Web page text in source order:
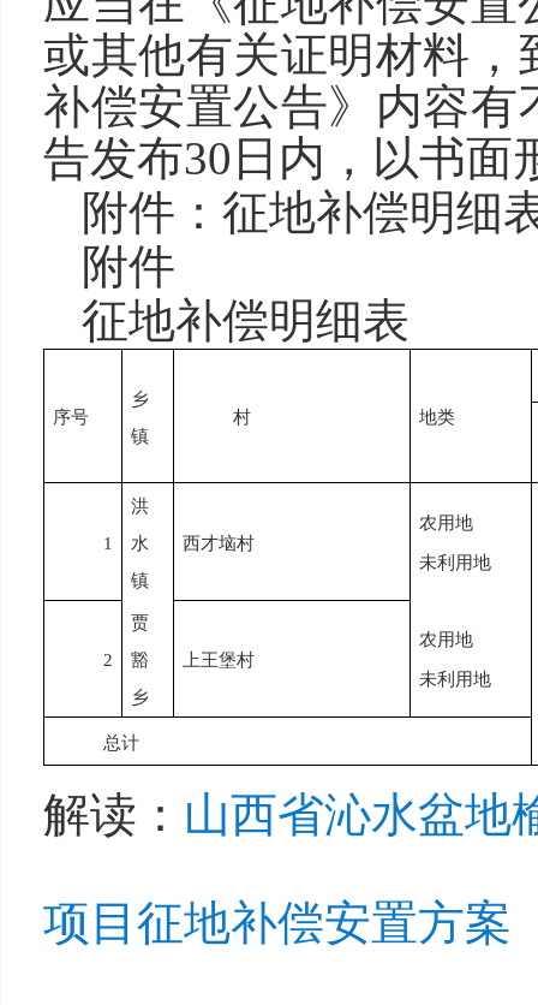
或其他有关证明材料
补偿安置公告》内容
告发布30日内，以书面
附件：征地补偿明细
附件
征地补偿明细表
序号
乡
镇
村 地类
1
洪
水
镇
西才垴村
农用地
未利用地
2
贾
豁
乡
上王堡村
农用地
未利用地
总计
解读： 山西省沁水盆
项目征地补偿安置方案